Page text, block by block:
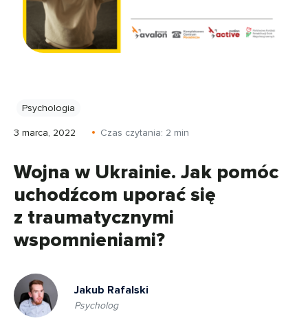
Psychologia
3 marca, 2022 Czas czytania: 2 min
Wojna w Ukrainie. Jak pomóc
uchodźcom uporać się
z traumatycznymi
wspomnieniami?
Jakub Rafalski
Psycholog